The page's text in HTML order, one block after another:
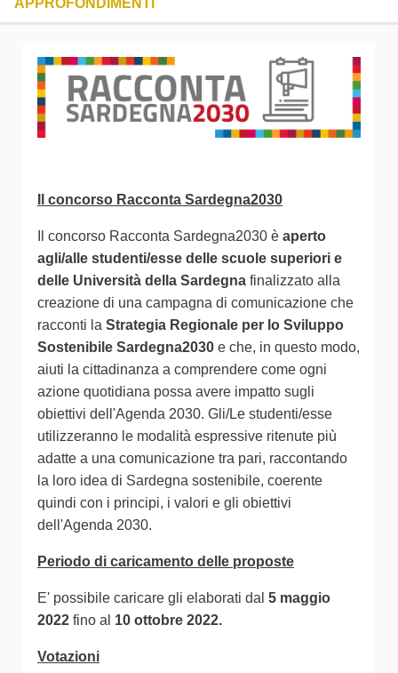
APPROFONDIMENTI
Il concorso Racconta Sardegna2030
Il concorso Racconta Sardegna2030 è aperto
agli/alle studenti/esse delle scuole superiori e
delle Università della Sardegna finalizzato alla
creazione di una campagna di comunicazione che
racconti la Strategia Regionale per lo Sviluppo
Sostenibile Sardegna2030 e che, in questo modo,
aiuti la cittadinanza a comprendere come ogni
azione quotidiana possa avere impatto sugli
obiettivi dell'Agenda 2030. Gli/Le studenti/esse
utilizzeranno le modalità espressive ritenute più
adatte a una comunicazione tra pari, raccontando
la loro idea di Sardegna sostenibile, coerente
quindi con i principi, i valori e gli obiettivi
dell'Agenda 2030.
Periodo di caricamento delle proposte
E' possibile caricare gli elaborati dal 5 maggio
2022 fino al 10 ottobre 2022.
Votazioni